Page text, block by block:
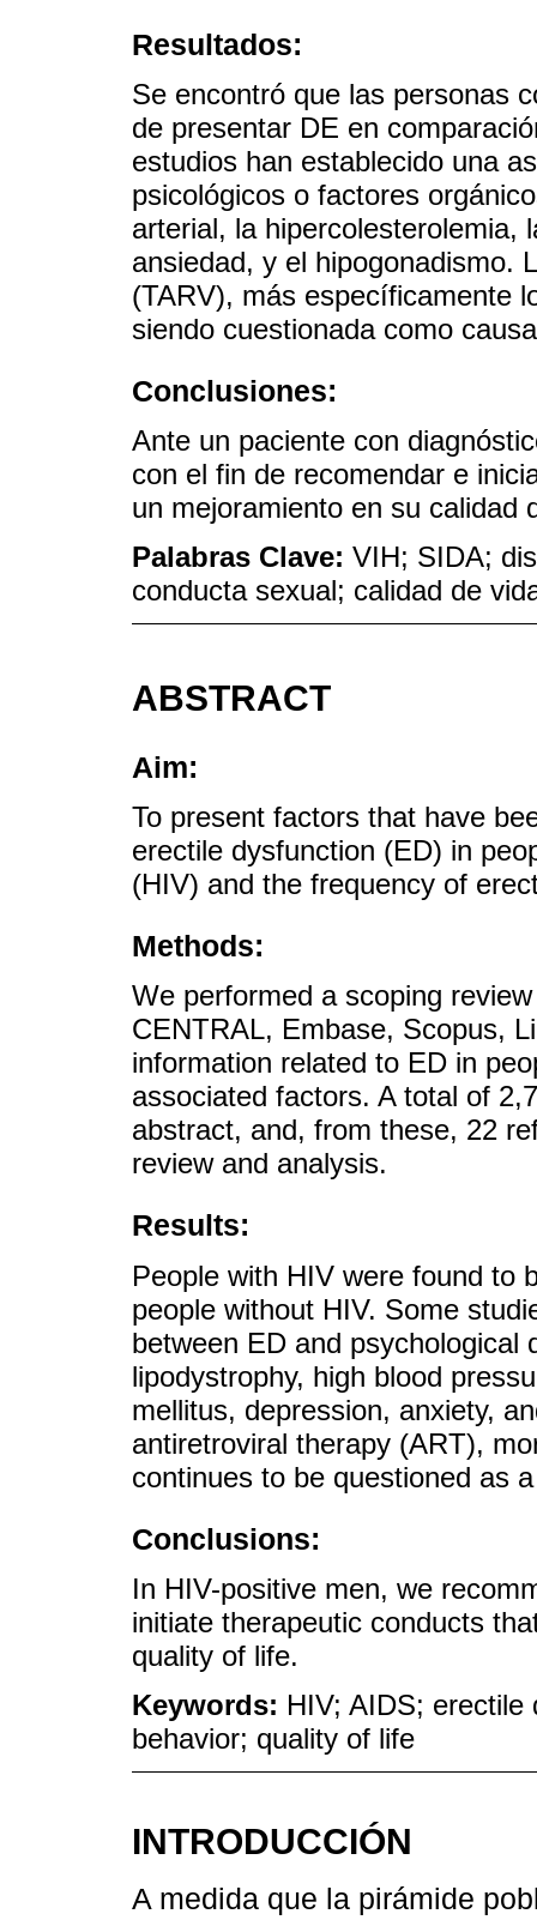
Resultados:
Se encontró que las personas
de presentar DE en
estudios han establecido una
psicológicos o factores
arterial, la hipercolesterolemia,
ansiedad, y el hipogonadismo.
(TARV), más específicamente
siendo cuestionada como
Conclusiones:
Ante un paciente con
con el fin de recomendar e
un mejoramiento en su calidad
Palabras Clave: VIH; SIDA;
conducta sexual; calidad de
ABSTRACT
Aim:
To present factors that have
erectile dysfunction (ED) in
(HIV) and the frequency of
Methods:
We performed a scoping
CENTRAL, Embase, Scopus,
information related to ED in
associated factors. A total of
abstract, and, from these, 22
review and analysis.
Results:
People with HIV were found to
people without HIV. Some
between ED and psychological
lipodystrophy, high blood
mellitus, depression, anxiety,
antiretroviral therapy (ART),
continues to be questioned as
Conclusions:
In HIV-positive men, we
initiate therapeutic conducts
quality of life.
Keywords: HIV; AIDS; erectile
behavior; quality of life
INTRODUCCIÓN
A medida que la pirámide